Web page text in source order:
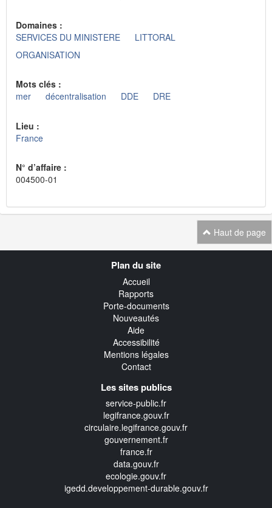
Domaines :
SERVICES DU MINISTERE
LITTORAL
ORGANISATION
Mots clés :
mer
décentralisation DDE DRE
Lieu :
France
N° d’affaire :
004500-01
Haut de page
Plan du site
Accueil
Rapports
Porte-documents
Nouveautés
Aide
Accessibilité
Mentions légales
Contact
Les sites publics
service-public.fr
legifrance.gouv.fr
circulaire.legifrance.gouv.fr
gouvernement.fr
france.fr
data.gouv.fr
ecologie.gouv.fr
igedd.developpement-durable.gouv.fr